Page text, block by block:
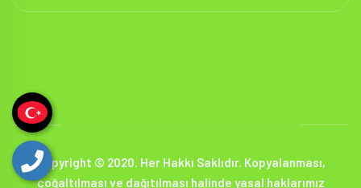
Copyright © 2020. Her Hakkı Saklıdır. Kopyalanması,
çoğaltılması ve dağıtılması halinde yasal haklarımız